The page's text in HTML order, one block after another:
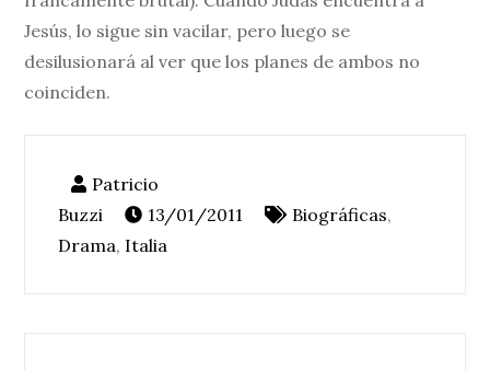
Jesús, lo sigue sin vacilar, pero luego se
desilusionará al ver que los planes de ambos no
coinciden.
13/01/2011 Biográficas,
Drama, Italia